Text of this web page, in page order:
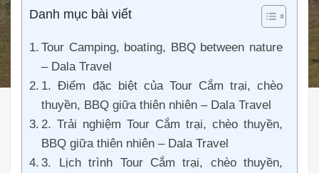
Danh mục bài viết
Tour Camping, boating, BBQ between nature
– Dala Travel
1. Điểm đặc biệt của Tour Cắm trại, chèo
thuyền, BBQ giữa thiên nhiên – Dala Travel
2. Trải nghiệm Tour Cắm trại, chèo thuyền,
BBQ giữa thiên nhiên – Dala Travel
3. Lịch trình Tour Cắm trại, chèo thuyền,